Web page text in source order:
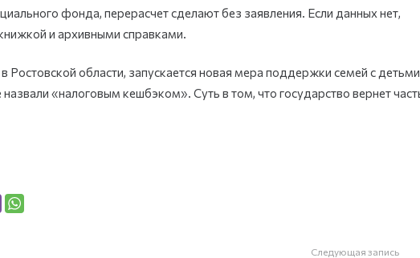
фонда, перерасчет сделают без заявления. Если данных нет,
и архивными справками.
Ростовской области, запускается новая мера поддержки семей с детьми
«налоговым кешбэком». Суть в том, что государство вернет
Следующая запись